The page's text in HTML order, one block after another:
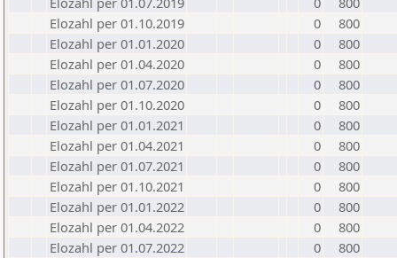
Elozahl per 01.10.2019
0
800
Elozahl per 01.01.2020
0
800
Elozahl per 01.04.2020
0
800
Elozahl per 01.07.2020
0
800
Elozahl per 01.10.2020
0
800
Elozahl per 01.01.2021
0
800
Elozahl per 01.04.2021
0
800
Elozahl per 01.07.2021
0
800
Elozahl per 01.10.2021
0
800
Elozahl per 01.01.2022
0
800
Elozahl per 01.04.2022
0
800
Elozahl per 01.07.2022
0
800